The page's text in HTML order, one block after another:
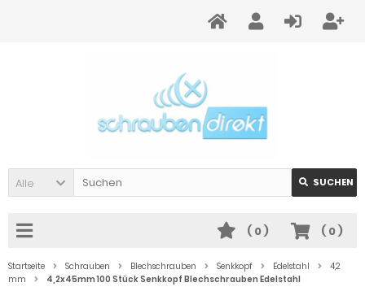
Alle SUCHEN
( 0)
( 0)
Startseite Schrauben Blechschrauben Senkkopf Edelstahl
4,2
mm
4,2x45mm 100 Stück Senkkopf Blechschrauben Edelstahl